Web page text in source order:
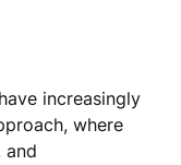
increasingly
where
and